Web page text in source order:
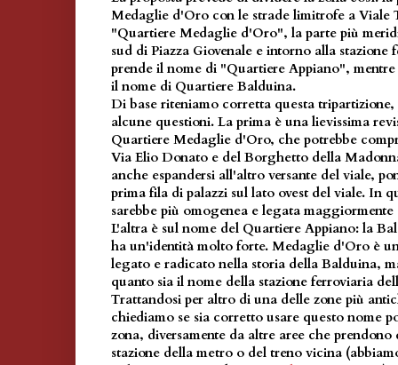
Medaglie d'Oro con le strade limitrofe a Viale
"Quartiere Medaglie d'Oro", la parte più
sud di Piazza Giovenale e intorno alla stazione
prende il nome di "Quartiere Appiano",
il nome di Quartiere Balduina.
Di base riteniamo corretta questa
alcune questioni. La prima è una lievissima
Quartiere Medaglie d'Oro, che potrebbe
Via Elio Donato e del Borghetto della
anche espandersi all'altro versante del viale,
prima fila di palazzi sul lato ovest del viale. In
sarebbe più omogenea e legata
L'altra è sul nome del Quartiere Appiano: la
ha un'identità molto forte. Medaglie d'Oro è
legato e radicato nella storia della Balduina,
quanto sia il nome della stazione ferroviaria
Trattandosi per altro di una delle zone più
chiediamo se sia corretto usare questo nome
zona, diversamente da altre aree che
stazione della metro o del treno vicina